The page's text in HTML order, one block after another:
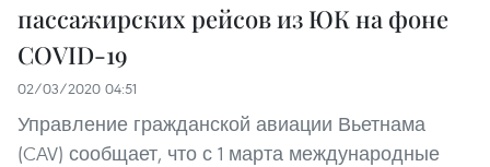
пассажирских рейсов из ЮК на фоне
COVID-19
02/03/2020 04:51
Управление гражданской авиации Вьетнама
(CAV) сообщает, что с 1 марта международные